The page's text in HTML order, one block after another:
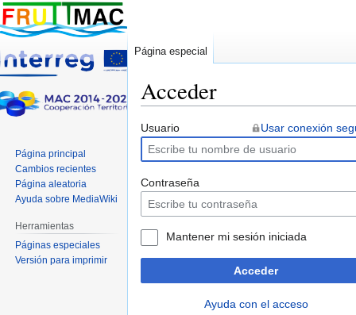
Acceder
Ir
la
navegación
Ir
la
búsqueda
Usuario Usar conexión
Contraseña
Mantener mi sesión iniciada
Acceder
Ayuda con el acceso
Página especial
Página principal
Cambios recientes
Página aleatoria
Ayuda sobre MediaWiki
Herramientas
Páginas especiales
Versión para imprimir